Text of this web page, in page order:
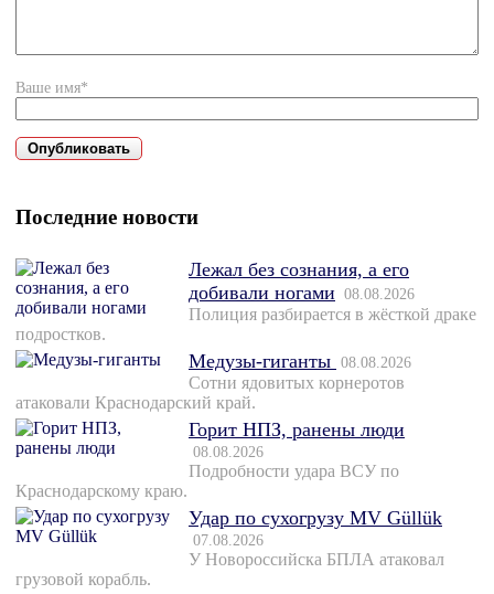
Ваше имя*
Последние новости
Лежал без сознания, а его
добивали ногами 08.08.2026
Полиция разбирается в жёсткой драке
подростков.
Медузы-гиганты 08.08.2026
Сотни ядовитых корнеротов
атаковали Краснодарский край.
Горит НПЗ, ранены люди
08.08.2026
Подробности удара ВСУ по
Краснодарскому краю.
Удар по сухогрузу MV Güllük
07.08.2026
У Новороссийска БПЛА атаковал
грузовой корабль.